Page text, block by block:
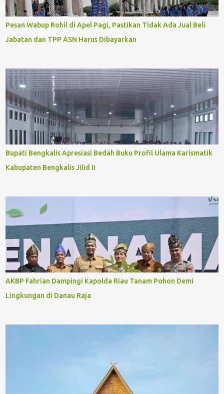
Pesan Wabup Rohil di Apel Pagi, Pastikan Tidak Ada Jual Beli
Jabatan dan TPP ASN Harus Dibayarkan
Bupati Bengkalis Apresiasi Bedah Buku Profil Ulama Karismatik
Kabupaten Bengkalis Jilid II
AKBP Fahrian Dampingi Kapolda Riau Tanam Pohon Demi
Lingkungan di Danau Raja